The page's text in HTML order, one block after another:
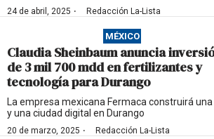
24 de abril, 2025 · Redacción La-Lista
MÉXICO
Claudia Sheinbaum anuncia
de 3 mil 700 mdd en fertilizantes y
tecnología para Durango
La empresa mexicana Fermaca construirá
y una ciudad digital en Durango
20 de marzo, 2025 · Redacción La-Lista